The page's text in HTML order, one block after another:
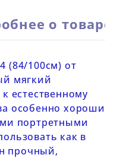
о товаре
(84/100см) от
мягкий
естественному
особенно хороши
портретными
как в
прочный,